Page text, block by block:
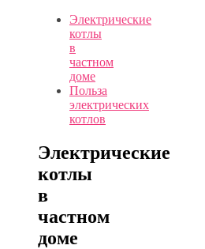
Электрические
котлы
в
частном
доме
Польза
электрических
котлов
Электрические
котлы
в
частном
доме